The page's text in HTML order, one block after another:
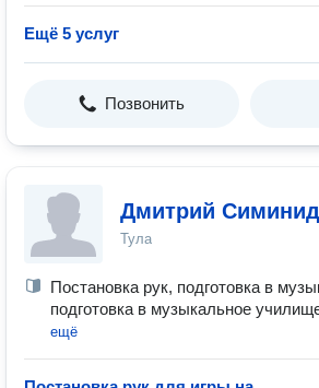
Ещё 5 услуг
Позвонить
Дмитрий
Тула
Постановка рук, подготовка в
подготовка в музыкальное
ещё